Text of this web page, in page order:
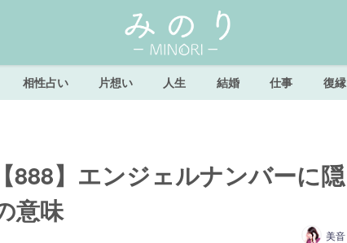
相性占い 片想い 人生 結婚 仕事 復縁
888】エンジェルナンバーに隠
意味
美音